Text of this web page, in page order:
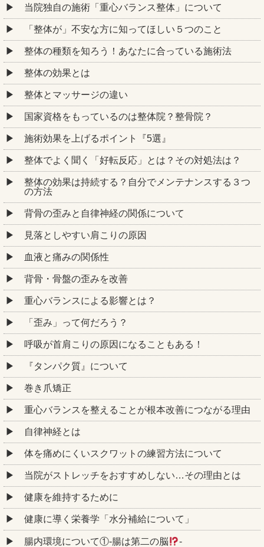
当院独自の施術「重心バランス整体」について
「整体が」不安な方に知ってほしい５つのこと
整体の種類を知ろう！あなたに合っている施術法
整体の効果とは
整体とマッサージの違い
国家資格をもっているのは整体院？整骨院？
施術効果を上げるポイント『5選』
整体でよく聞く「好転反応」とは？その対処法は？
整体の効果は持続する？自分でメンテナンスする３つ
の方法
背骨の歪みと自律神経の関係について
見落としやすい肩こりの原因
血液と痛みの関係性
背骨・骨盤の歪みを改善
重心バランスによる影響とは？
「歪み」って何だろう？
呼吸が首肩こりの原因になることもある！
『タンパク質』について
巻き爪矯正
重心バランスを整えることが根本改善につながる理由
自律神経とは
体を痛めにくいスクワットの練習方法について
当院がストレッチをおすすめしない…その理由とは
健康を維持するために
健康に導く栄養学「水分補給について」
腸内環境について①‐腸は第二の脳 ‐